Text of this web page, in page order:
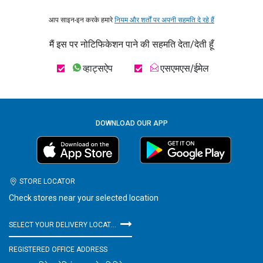
आप साइन-इन करके हमारेनियम और शर्तों पर अपनी सहमति दे रहे हैं
मैं इस पर नोटिफिकेशन पाने की सहमति देता/देती हूँ
व्हाट्सऐप एसएमएस/ईमेल
DOWNLOAD OUR APP
STORE LOCATOR
Check stores near your selected location
SELECT YOUR DELIVERY LOCATION
REGISTERED OFFICE ADDRESS